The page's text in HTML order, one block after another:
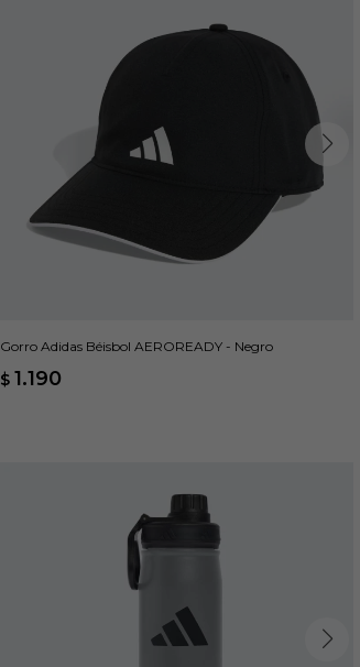
Gorro Adidas Béisbol AEROREADY - Negro
$ 1.190